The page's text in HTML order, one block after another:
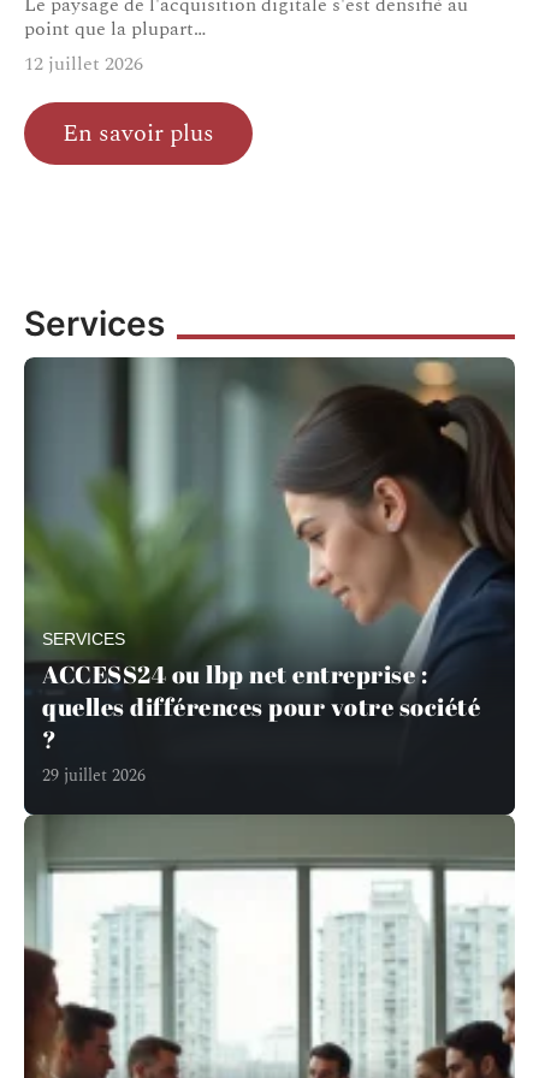
point que la plupart…
12 juillet 2026
En savoir plus
Services
SERVICES
ACCESS24 ou lbp net entreprise :
quelles différences pour votre société
?
29 juillet 2026
En savoir plus